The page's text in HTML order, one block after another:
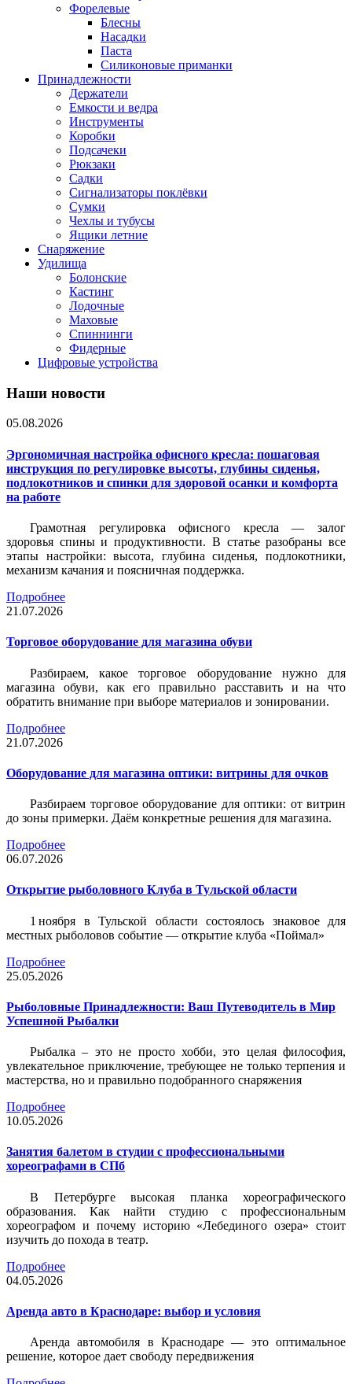
Форелевые
Блесны
Насадки
Паста
Силиконовые приманки
Принадлежности
Держатели
Емкости и ведра
Инструменты
Коробки
Подсачеки
Рюкзаки
Садки
Сигнализаторы поклёвки
Сумки
Чехлы и тубусы
Ящики летние
Снаряжение
Удилища
Болонские
Кастинг
Лодочные
Маховые
Спиннинги
Фидерные
Цифровые устройства
Наши новости
05.08.2026
Эргономичная настройка офисного кресла: пошаговая
инструкция по регулировке высоты, глубины сиденья,
подлокотников и спинки для здоровой осанки и комфорта
на работе
Грамотная регулировка офисного кресла — залог
здоровья спины и продуктивности. В статье разобраны все
этапы настройки: высота, глубина сиденья, подлокотники,
механизм качания и поясничная поддержка.
Подробнее
21.07.2026
Торговое оборудование для магазина обуви
Разбираем, какое торговое оборудование нужно для
магазина обуви, как его правильно расставить и на что
обратить внимание при выборе материалов и зонировании.
Подробнее
21.07.2026
Оборудование для магазина оптики: витрины для очков
Разбираем торговое оборудование для оптики: от витрин
до зоны примерки. Даём конкретные решения для магазина.
Подробнее
06.07.2026
Открытие рыболовного Клуба в Тульской области
1 ноября в Тульской области состоялось знаковое для
местных рыболовов событие — открытие клуба «Поймал»
Подробнее
25.05.2026
Рыболовные Принадлежности: Ваш Путеводитель в Мир
Успешной Рыбалки
Рыбалка – это не просто хобби, это целая философия,
увлекательное приключение, требующее не только терпения и
мастерства, но и правильно подобранного снаряжения
Подробнее
10.05.2026
Занятия балетом в студии с профессиональными
хореографами в СПб
В Петербурге высокая планка хореографического
образования. Как найти студию с профессиональным
хореографом и почему историю «Лебединого озера» стоит
изучить до похода в театр.
Подробнее
04.05.2026
Аренда авто в Краснодаре: выбор и условия
Аренда автомобиля в Краснодаре — это оптимальное
решение, которое дает свободу передвижения